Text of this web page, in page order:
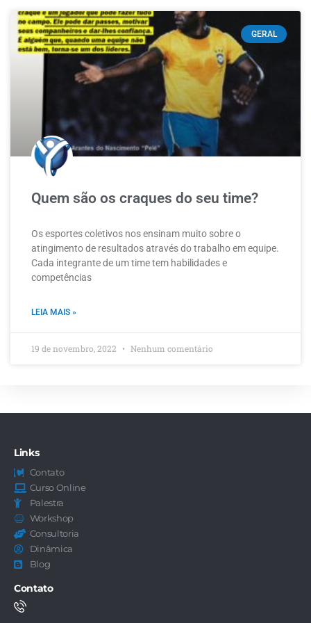
GERAL
Quem são os craques do seu time?
Os esportes coletivos nos ensinam muito sobre o
atingimento de resultados através do trabalho em equipe.
Cada integrante de um time tem habilidades e
competências
LEIA MAIS »
19 de novembro, 2022 Nenhum comentário
Contato
Links
Contato
Curso Online
Palestra
Workshop
Consultoria
Dinâmica
Blog